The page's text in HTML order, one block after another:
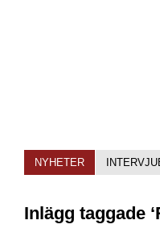
NYHETER
Inlägg taggade